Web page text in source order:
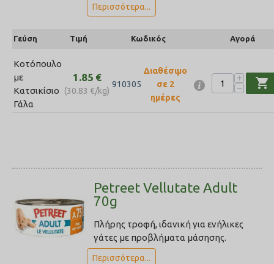
Περισσότερα...
Γεύση Τιμή Κωδικός Αγορά
Κοτόπουλο
με
Κατσικίσιο
Γάλα
1.85 €
(30.83 €/kg)
910305
Διαθέσιμο
σε 2
ημέρες
+
−
shopping_cart
Petreet Vellutate Adult
70g
Πλήρης τροφή, ιδανική για ενήλικες
γάτες με προβλήματα μάσησης.
Περισσότερα...